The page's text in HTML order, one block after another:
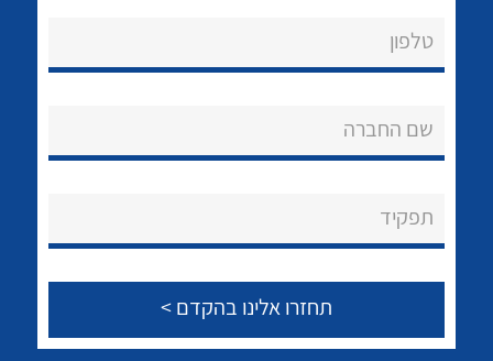
שאלות ותשובות
צור קשר
טלפון
שם החברה
תפקיד